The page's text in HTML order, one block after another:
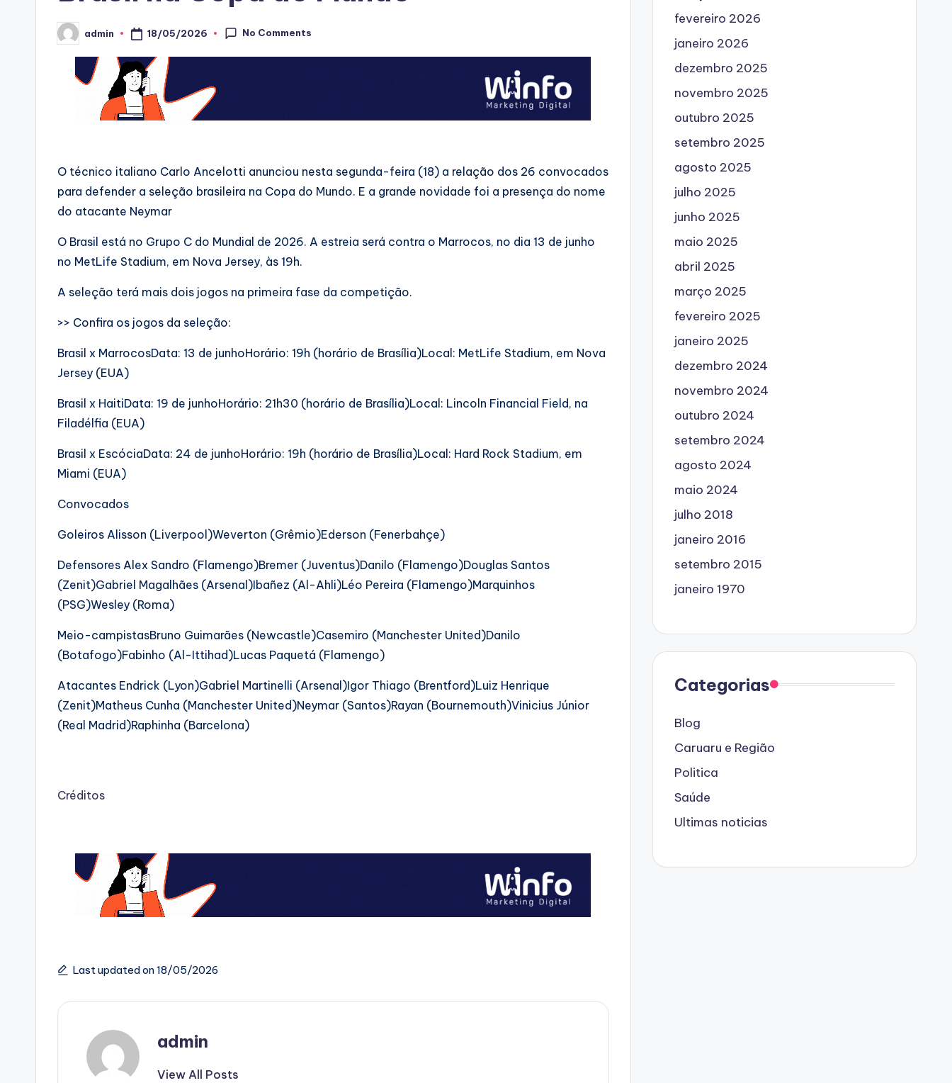
Posted
by
admin 18/05/2026 No Comments
O técnico italiano Carlo Ancelotti anunciou nesta segunda-feira (18) a relação dos 26 convocados
para defender a seleção brasileira na Copa do Mundo. E a grande novidade foi a presença do nome
do atacante Neymar
O Brasil está no Grupo C do Mundial de 2026. A estreia será contra o Marrocos, no dia 13 de junho
no MetLife Stadium, em Nova Jersey, às 19h.
A seleção terá mais dois jogos na primeira fase da competição.
>> Confira os jogos da seleção:
Brasil x MarrocosData: 13 de junhoHorário: 19h (horário de Brasília)Local: MetLife Stadium, em Nova
Jersey (EUA)
Brasil x HaitiData: 19 de junhoHorário: 21h30 (horário de Brasília)Local: Lincoln Financial Field, na
Filadélfia (EUA)
Brasil x EscóciaData: 24 de junhoHorário: 19h (horário de Brasília)Local: Hard Rock Stadium, em
Miami (EUA)
Convocados
Goleiros Alisson (Liverpool)Weverton (Grêmio)Ederson (Fenerbahçe)
Defensores Alex Sandro (Flamengo)Bremer (Juventus)Danilo (Flamengo)Douglas Santos
(Zenit)Gabriel Magalhães (Arsenal)Ibañez (Al-Ahli)Léo Pereira (Flamengo)Marquinhos
(PSG)Wesley (Roma)
Meio-campistasBruno Guimarães (Newcastle)Casemiro (Manchester United)Danilo
(Botafogo)Fabinho (Al-Ittihad)Lucas Paquetá (Flamengo)
Atacantes Endrick (Lyon)Gabriel Martinelli (Arsenal)Igor Thiago (Brentford)Luiz Henrique
(Zenit)Matheus Cunha (Manchester United)Neymar (Santos)Rayan (Bournemouth)Vinicius Júnior
(Real Madrid)Raphinha (Barcelona)
Créditos
Last updated on 18/05/2026
admin
View All Posts
fevereiro 2026
janeiro 2026
dezembro 2025
novembro 2025
outubro 2025
setembro 2025
agosto 2025
julho 2025
junho 2025
maio 2025
abril 2025
março 2025
fevereiro 2025
janeiro 2025
dezembro 2024
novembro 2024
outubro 2024
setembro 2024
agosto 2024
maio 2024
julho 2018
janeiro 2016
setembro 2015
janeiro 1970
Categorias
Blog
Caruaru e Região
Politica
Saúde
Ultimas noticias